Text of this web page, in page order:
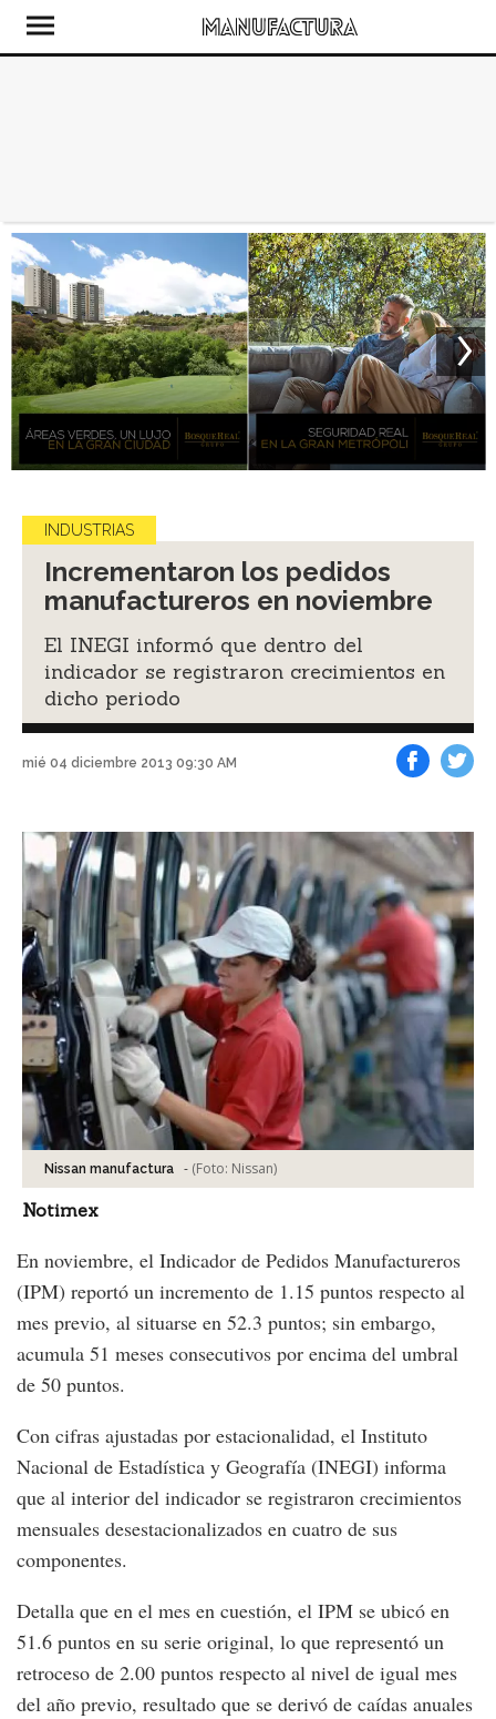
INDUSTRIAS
Incrementaron los pedidos
manufactureros en noviembre
El INEGI informó que dentro del
indicador se registraron crecimientos en
dicho periodo
mié 04 diciembre 2013 09:30 AM
Nissan manufactura - (Foto: Nissan)
Notimex
En noviembre, el Indicador de Pedidos Manufactureros
(IPM) reportó un incremento de 1.15 puntos respecto al
mes previo, al situarse en 52.3 puntos; sin embargo,
acumula 51 meses consecutivos por encima del umbral
de 50 puntos.
Con cifras ajustadas por estacionalidad, el Instituto
Nacional de Estadística y Geografía (INEGI) informa
que al interior del indicador se registraron crecimientos
mensuales desestacionalizados en cuatro de sus
componentes.
Detalla que en el mes en cuestión, el IPM se ubicó en
51.6 puntos en su serie original, lo que representó un
retroceso de 2.00 puntos respecto al nivel de igual mes
del año previo, resultado que se derivó de caídas anuales